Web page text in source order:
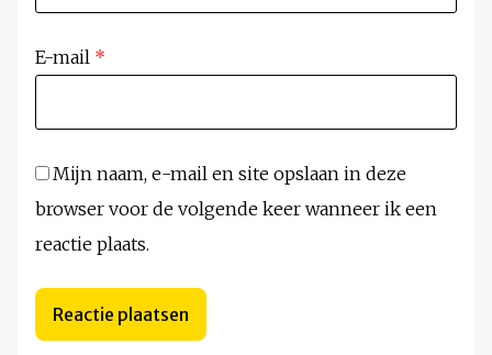
E-mail *
Mijn naam, e-mail en site opslaan in deze
browser voor de volgende keer wanneer ik een
reactie plaats.